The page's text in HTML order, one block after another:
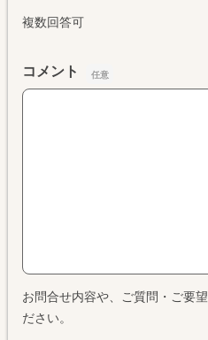
複数回答可
コメント
コメント
お問合せ内容や、ご質問・ご要
ださい。